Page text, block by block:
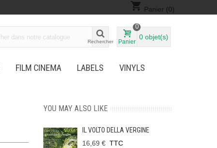
shopping_cart Panier (0)
Rechercher Panier
0
0 objet(s)
FILM CINEMA LABELS
VINYLS
YOU MAY ALSO LIKE
IL VOLTO DELLA VERGINE
16,69 € TTC